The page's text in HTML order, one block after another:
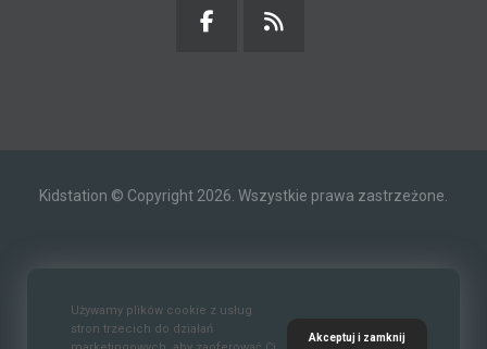
Kidstation © Copyright 2026. Wszystkie prawa zastrzeżone.
Używamy plików cookie z usług
stron trzecich do działań
Akceptuj i zamknij